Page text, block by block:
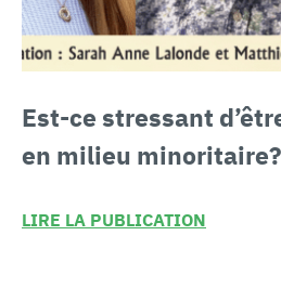
Est-ce stressant
en milieu minoritaire?
LIRE LA PUBLICATION